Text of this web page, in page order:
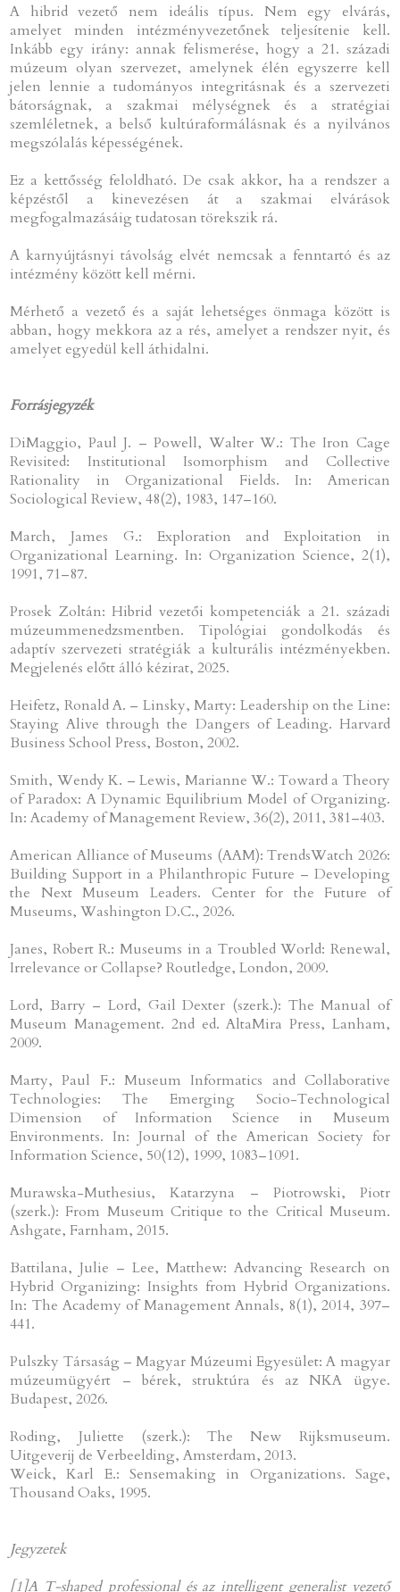
A hibrid vezető nem ideális típus. Nem egy elvárás,
amelyet minden intézményvezetőnek teljesítenie kell.
Inkább egy irány: annak felismerése, hogy a 21. századi
múzeum olyan szervezet, amelynek élén egyszerre kell
jelen lennie a tudományos integritásnak és a szervezeti
bátorságnak, a szakmai mélységnek és a stratégiai
szemléletnek, a belső kultúraformálásnak és a nyilvános
megszólalás képességének.
Ez a kettősség feloldható. De csak akkor, ha a rendszer a
képzéstől a kinevezésen át a szakmai elvárások
megfogalmazásáig tudatosan törekszik rá.
A karnyújtásnyi távolság elvét nemcsak a fenntartó és az
intézmény között kell mérni.
Mérhető a vezető és a saját lehetséges önmaga között is
abban, hogy mekkora az a rés, amelyet a rendszer nyit, és
amelyet egyedül kell áthidalni.
Forrásjegyzék
DiMaggio, Paul J. – Powell, Walter W.: The Iron Cage
Revisited: Institutional Isomorphism and Collective
Rationality in Organizational Fields. In: American
Sociological Review, 48(2), 1983, 147–160.
March, James G.: Exploration and Exploitation in
Organizational Learning. In: Organization Science, 2(1),
1991, 71–87.
Prosek Zoltán: Hibrid vezetői kompetenciák a 21. századi
múzeummenedzsmentben. Tipológiai gondolkodás és
adaptív szervezeti stratégiák a kulturális intézményekben.
Megjelenés előtt álló kézirat, 2025.
Heifetz, Ronald A. – Linsky, Marty: Leadership on the Line:
Staying Alive through the Dangers of Leading. Harvard
Business School Press, Boston, 2002.
Smith, Wendy K. – Lewis, Marianne W.: Toward a Theory
of Paradox: A Dynamic Equilibrium Model of Organizing.
In: Academy of Management Review, 36(2), 2011, 381–403.
American Alliance of Museums (AAM): TrendsWatch 2026:
Building Support in a Philanthropic Future – Developing
the Next Museum Leaders. Center for the Future of
Museums, Washington D.C., 2026.
Janes, Robert R.: Museums in a Troubled World: Renewal,
Irrelevance or Collapse? Routledge, London, 2009.
Lord, Barry – Lord, Gail Dexter (szerk.): The Manual of
Museum Management. 2nd ed. AltaMira Press, Lanham,
2009.
Marty, Paul F.: Museum Informatics and Collaborative
Technologies: The Emerging Socio-Technological
Dimension of Information Science in Museum
Environments. In: Journal of the American Society for
Information Science, 50(12), 1999, 1083–1091.
Murawska-Muthesius, Katarzyna – Piotrowski, Piotr
(szerk.): From Museum Critique to the Critical Museum.
Ashgate, Farnham, 2015.
Battilana, Julie – Lee, Matthew: Advancing Research on
Hybrid Organizing: Insights from Hybrid Organizations.
In: The Academy of Management Annals, 8(1), 2014, 397–
441.
Pulszky Társaság – Magyar Múzeumi Egyesület: A magyar
múzeumügyért – bérek, struktúra és az NKA ügye.
Budapest, 2026.
Roding, Juliette (szerk.): The New Rijksmuseum.
Uitgeverij de Verbeelding, Amsterdam, 2013.
Weick, Karl E.: Sensemaking in Organizations. Sage,
Thousand Oaks, 1995.
Jegyzetek
[1]A T-shaped professional és az intelligent generalist vezető